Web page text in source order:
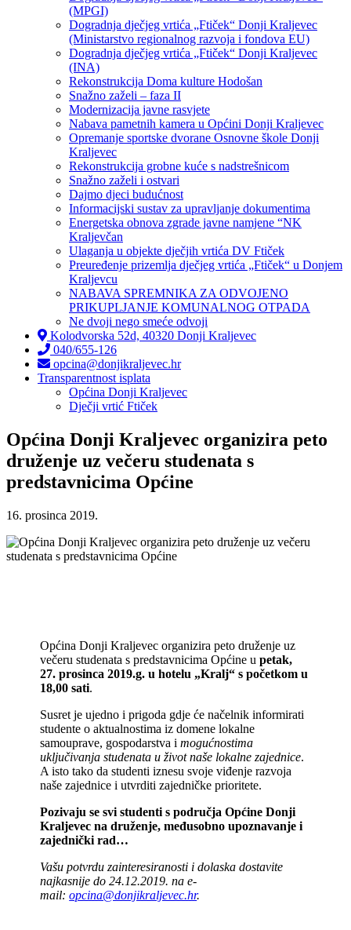
(MPGI)
Dogradnja dječjeg vrtića „Ftiček“ Donji Kraljevec
(Ministarstvo regionalnog razvoja i fondova EU)
Dogradnja dječjeg vrtića „Ftiček“ Donji Kraljevec
(INA)
Rekonstrukcija Doma kulture Hodošan
Snažno zaželi – faza II
Modernizacija javne rasvjete
Nabava pametnih kamera u Općini Donji Kraljevec
Opremanje sportske dvorane Osnovne škole Donji
Kraljevec
Rekonstrukcija grobne kuće s nadstrešnicom
Snažno zaželi i ostvari
Dajmo djeci budućnost
Informacijski sustav za upravljanje dokumentima
Energetska obnova zgrade javne namjene “NK
Kraljevčan
Ulaganja u objekte dječjih vrtića DV Ftiček
Preuređenje prizemlja dječjeg vrtića „Ftiček“ u Donjem
Kraljevcu
NABAVA SPREMNIKA ZA ODVOJENO
PRIKUPLJANJE KOMUNALNOG OTPADA
Ne dvoji nego smeće odvoji
Kolodvorska 52d, 40320 Donji Kraljevec
040/655-126
opcina@donjikraljevec.hr
Transparentnost isplata
Općina Donji Kraljevec
Dječji vrtić Ftiček
Općina Donji Kraljevec organizira peto
druženje uz večeru studenata s
predstavnicima Općine
16. prosinca 2019.
Općina Donji Kraljevec organizira peto druženje uz
večeru studenata s predstavnicima Općine upetak,
27. prosinca 2019.g. u hotelu „Kralj“ s početkom u
18,00 sati.
Susret je ujedno i prigoda gdje će načelnik informirati
studente o aktualnostima iz domene lokalne
samouprave, gospodarstva imogućnostima
uključivanja studenata u život naše lokalne zajednice.
A isto tako da studenti iznesu svoje viđenje razvoja
naše zajednice i utvrditi zajedničke prioritete.
Pozivaju se svi studenti s područja Općine Donji
Kraljevec na druženje, međusobno upoznavanje i
zajednički rad…
Vašu potvrdu zainteresiranosti i dolaska dostavite
najkasnije do 24.12.2019. na e-
mail:opcina@donjikraljevec.hr.